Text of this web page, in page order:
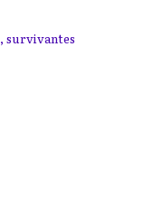
, survivantes